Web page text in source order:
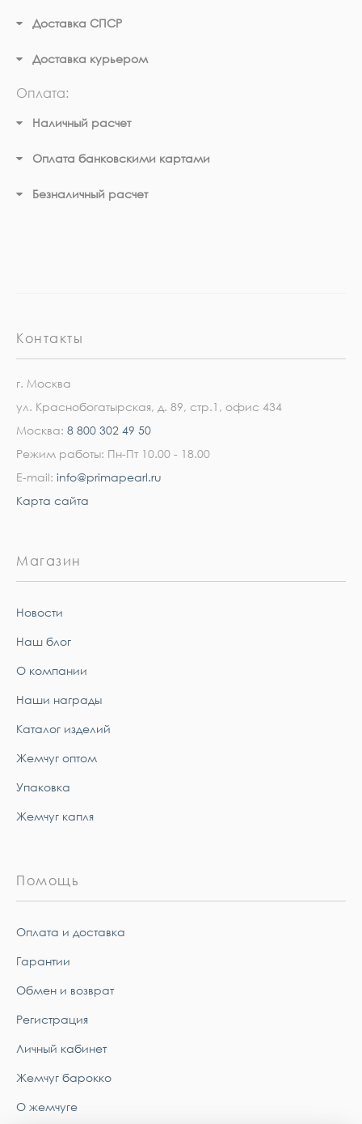
Доставка СПСР
Доставка курьером
Оплата:
Наличный расчет
Оплата банковскими картами
Безналичный расчет
Контакты
г. Москва
ул. Краснобогатырская, д. 89, стр.1, офис 434
Москва: 8 800 302 49 50
Режим работы: Пн-Пт 10.00 - 18.00
E-mail: info@primapearl.ru
Карта сайта
Магазин
Новости
Наш блог
О компании
Наши награды
Каталог изделий
Жемчуг оптом
Упаковка
Жемчуг капля
Помощь
Оплата и доставка
Гарантии
Обмен и возврат
Регистрация
Личный кабинет
Жемчуг барокко
О жемчуге